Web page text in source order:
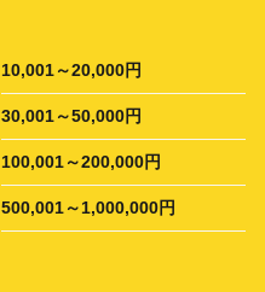
10,001～20,000円
30,001～50,000円
100,001～200,000円
500,001～1,000,000円